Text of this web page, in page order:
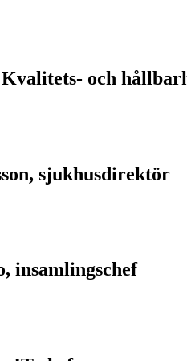
och
sjukhusdirektör
insamlingschef